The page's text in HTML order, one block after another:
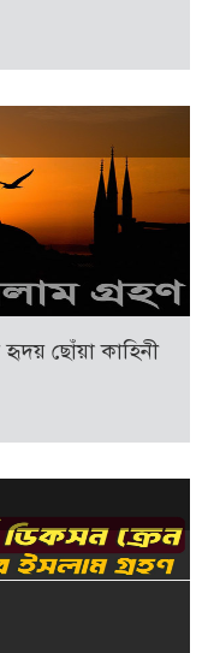
হৃদয় ছোঁয়া কাহিনী